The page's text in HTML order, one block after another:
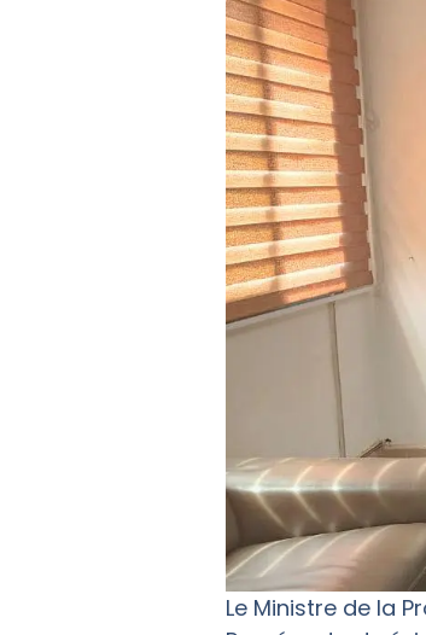
Le Ministre de la